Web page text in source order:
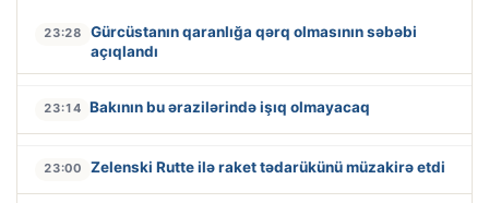
23:28
Gürcüstanın qaranlığa qərq olmasının səbəbi
açıqlandı
23:14 Bakının bu ərazilərində işıq olmayacaq
23:00 Zelenski Rutte ilə raket tədarükünü müzakirə etdi